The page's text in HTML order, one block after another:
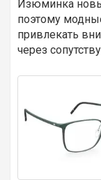
Изюминка
поэтому
привлекать
через